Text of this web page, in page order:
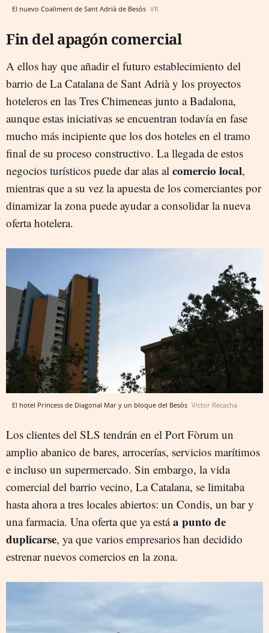
El nuevo Coaliment de Sant Adrià de Besòs VR
Fin del apagón comercial
A ellos hay que añadir el futuro establecimiento del
barrio de La Catalana de Sant Adrià y los proyectos
hoteleros en las Tres Chimeneas junto a Badalona,
aunque estas iniciativas se encuentran todavía en fase
mucho más incipiente que los dos hoteles en el tramo
final de su proceso constructivo. La llegada de estos
negocios turísticos puede dar alas al comercio local,
mientras que a su vez la apuesta de los comerciantes por
dinamizar la zona puede ayudar a consolidar la nueva
oferta hotelera.
El hotel Princess de Diagonal Mar y un bloque del Besòs Victor Recacha
Los clientes del SLS tendrán en el Port Fòrum un
amplio abanico de bares, arrocerías, servicios marítimos
e incluso un supermercado. Sin embargo, la vida
comercial del barrio vecino, La Catalana, se limitaba
hasta ahora a tres locales abiertos: un Condis, un bar y
una farmacia. Una oferta que ya estáa punto de
duplicarse, ya que varios empresarios han decidido
estrenar nuevos comercios en la zona.